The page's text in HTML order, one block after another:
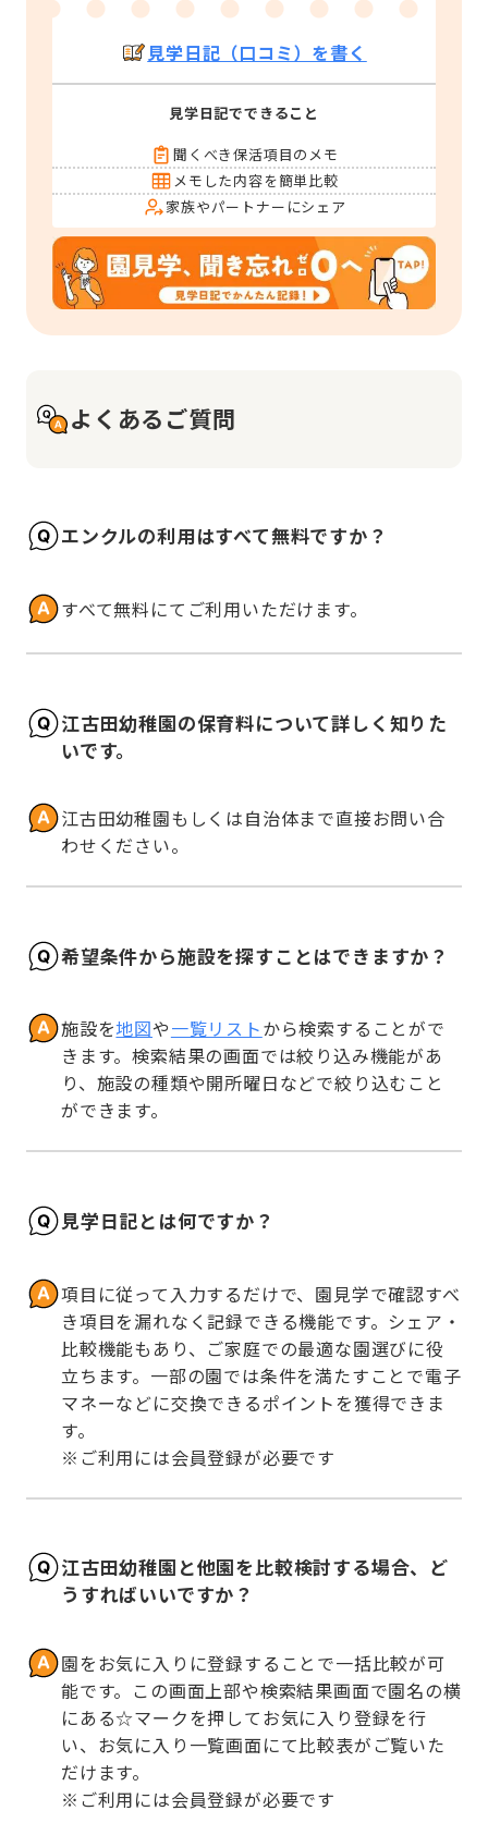
見学日記（口コミ）を書く
見学日記でできること
聞くべき保活項目のメモ
メモした内容を簡単比較
家族やパートナーにシェア
よくあるご質問
エンクルの利用はすべて無料ですか？
すべて無料にてご利用いただけます。
江古田幼稚園の保育料について詳しく知りた
いです。
江古田幼稚園もしくは自治体まで直接お問い合
わせください。
希望条件から施設を探すことはできますか？
施設を地図や一覧リストから検索することがで
きます。検索結果の画面では絞り込み機能があ
り、施設の種類や開所曜日などで絞り込むこと
ができます。
見学日記とは何ですか？
項目に従って入力するだけで、園見学で確認すべ
き項目を漏れなく記録できる機能です。シェア・
比較機能もあり、ご家庭での最適な園選びに役
立ちます。一部の園では条件を満たすことで電子
マネーなどに交換できるポイントを獲得できま
す。
※ご利用には会員登録が必要です
江古田幼稚園と他園を比較検討する場合、ど
うすればいいですか？
園をお気に入りに登録することで一括比較が可
能です。この画面上部や検索結果画面で園名の横
にある☆マークを押してお気に入り登録を行
い、お気に入り一覧画面にて比較表がご覧いた
だけます。
※ご利用には会員登録が必要です